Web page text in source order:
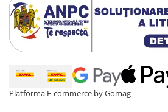
Platforma E-commerce by Gomag